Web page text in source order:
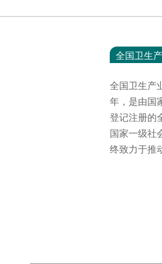
全国卫生
全国卫生产
年，是由国
登记注册的
国家一级社
终致力于推